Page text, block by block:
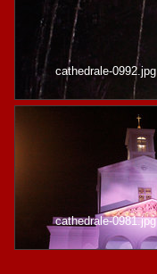
cathedrale-0992.jpg
cathedrale-0981.jpg